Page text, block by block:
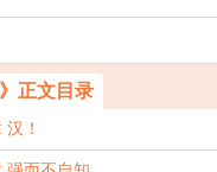
正文目录
汉！